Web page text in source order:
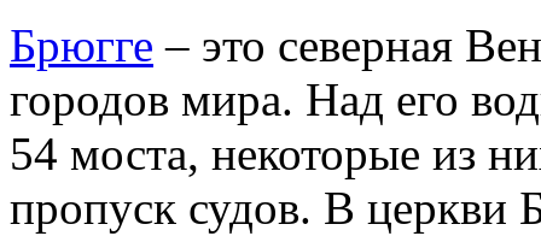
Брюгге – это северная
городов мира. Над его
54 моста, некоторые из
пропуск судов. В церкви